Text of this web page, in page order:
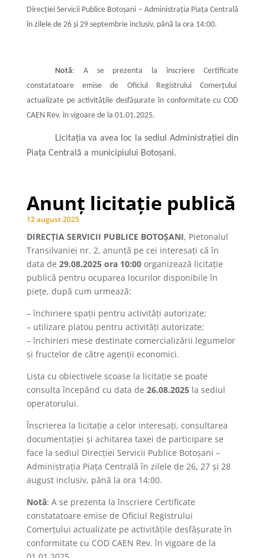
Direcției Servicii Publice Botoşani – Administrația Piața Centrală
în zilele de 26 și 29 septembrie inclusiv, până la ora 14:00.
Notă: A se prezenta la înscriere Certificate
constatatoare emise de Oficiul Registrului Comerțului
actualizate pe activitățile desfășurate în conformitate cu COD
CAEN Rev. în vigoare de la 01.01.2025.
Licitaţia va avea loc la sediul Administrației din
Piața Centrală a municipiului Botoșani.
Anunț licitație publică
12 august 2025
DIRECȚIA SERVICII PUBLICE BOTOȘANI, Pietonalul
Transilvaniei nr. 2, anunţă pe cei interesaţi că în
data de 29.08.2025 ora 10:00organizează licitaţie
publică pentru ocuparea locurilor disponibile în
piețe, după cum urmează:
– închiriere spații pentru activități autorizate;
– utilizare platou pentru activități autorizate;
– închirieri mese destinate comercializării legumelor
si fructelor de către agenții economici.
Lista cu obiectivele scoase la licitaţie se poate
consulta începând cu data de 26.08.2025la sediul
operatorului.
Înscrierea la licitaţie a celor interesaţi, consultarea
documentaţiei şi achitarea taxei de participare se
face la sediul Direcției Servicii Publice Botoşani –
Administrația Piața Centrală în zilele de 26, 27 și 28
august inclusiv, până la ora 14:00.
Notă: A se prezenta la înscriere Certificate
constatatoare emise de Oficiul Registrului
Comerțului actualizate pe activitățile desfășurate în
conformitate cu COD CAEN Rev. în vigoare de la